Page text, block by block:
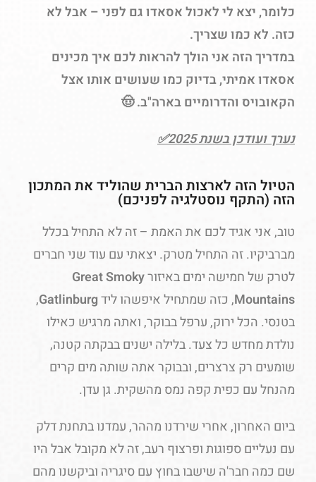
כלומר, יצא לי לאכול אסאדו גם לפני – אבל לא
כזה. לא כמו שצריך.
במדריך הזה אני הולך להראות לכם איך מכינים
אסאדו אמיתי, בדיוק כמו שעושים אותו אצל
הקאובויס והדרומיים בארה"ב. 🤠
נערך ועודכן בשנת 2025✅
הטיול הזה לארצות הברית שהוליד את המתכון
הזה (התקף נוסטלגיה לפניכם)
טוב, אני אגיד לכם את האמת – זה לא התחיל בכלל
מברביקיו. זה התחיל מטרק. יצאתי עם עוד שני חברים
לטרק של חמישה ימים באיזורGreat Smoky
Mountains, כזה שמתחיל איפשהו לידGatlinburg
,
בטנסי. הכל ירוק, ערפל בבוקר, ואתה מרגיש כאילו
נולדת מחדש כל צעד. בלילה ישנים בבקתה קטנה,
שומעים רק צרצרים, ובבוקר אתה שותה מים קרים
מהנחל עם כפית קפה נמס מהשקית. גן עדן.
ביום האחרון, אחרי שירדנו מההר, עמדנו בתחנת דלק
עם נעליים ספוגות ופרצוף רעב, זה לא מקובל אבל היו
שם כמה חבר'ה שישבו בחוץ עם סיגריה וביקשנו מהם